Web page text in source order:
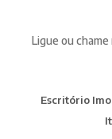
Ligue ou
Escritório